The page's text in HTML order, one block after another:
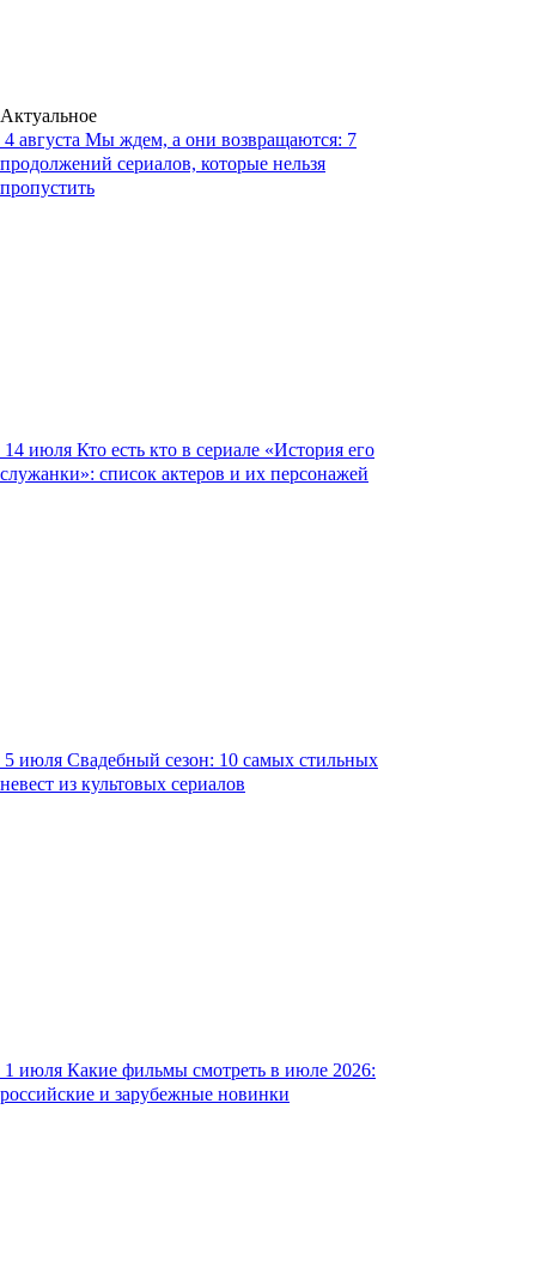
Актуальное
4 августа Мы ждем, а они возвращаются: 7
продолжений сериалов, которые нельзя
пропустить
14 июля Кто есть кто в сериале «История его
служанки»: список актеров и их персонажей
5 июля Свадебный сезон: 10 самых стильных
невест из культовых сериалов
1 июля Какие фильмы смотреть в июле 2026:
российские и зарубежные новинки